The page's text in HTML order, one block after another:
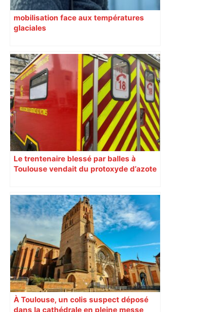
mobilisation face aux températures
glaciales
Le trentenaire blessé par balles à
Toulouse vendait du protoxyde d’azote
À Toulouse, un colis suspect déposé
dans la cathédrale en pleine messe